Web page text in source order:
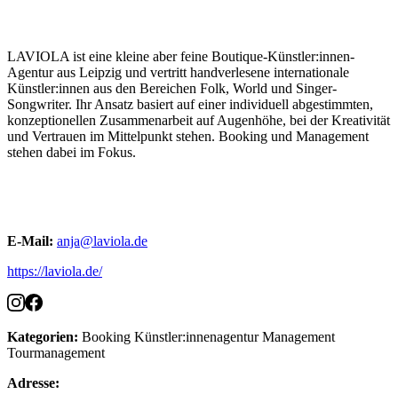
LAVIOLA ist eine kleine aber feine Boutique-Künstler:innen-
Agentur aus Leipzig und vertritt handverlesene internationale
Künstler:innen aus den Bereichen Folk, World und Singer-
Songwriter. Ihr Ansatz basiert auf einer individuell abgestimmten,
konzeptionellen Zusammenarbeit auf Augenhöhe, bei der Kreativität
und Vertrauen im Mittelpunkt stehen. Booking und Management
stehen dabei im Fokus.
E-Mail: anja@laviola.de
https://laviola.de/
Kategorien: Booking Künstler:innenagentur Management
Tourmanagement
Adresse: